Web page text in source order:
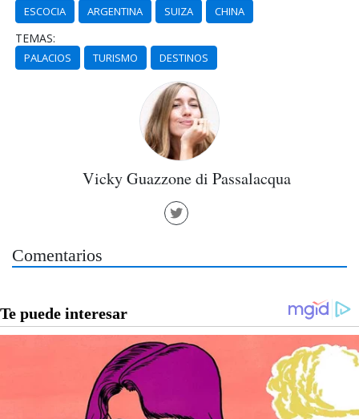
ESCOCIA ARGENTINA SUIZA CHINA
TEMAS:
PALACIOS TURISMO DESTINOS
Vicky Guazzone di Passalacqua
Comentarios